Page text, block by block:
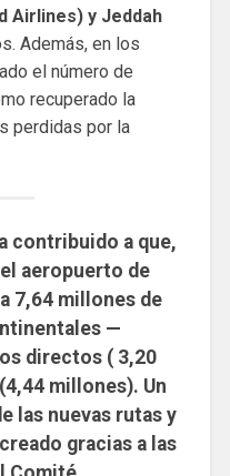
Airlines) y Jeddah
Además, en los
el número de
recuperado la
perdidas por la
contribuido a que,
aeropuerto de
7,64 millones de
—
directos ( 3,20
millones). Un
las nuevas rutas y
gracias a las